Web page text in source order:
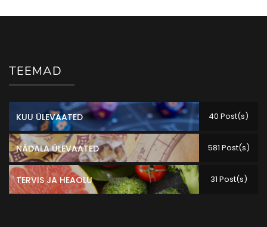
TEEMAD
KUU ÜLEVAATED 40 Post(s)
NÄDALA ÜLEVAATED 581 Post(s)
TERVIS JA HEAOLU 31 Post(s)